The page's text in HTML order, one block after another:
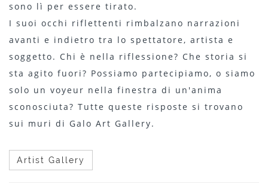
sono lì per essere tirato.
I suoi occhi riflettenti rimbalzano narrazioni
avanti e indietro tra lo spettatore, artista e
soggetto. Chi è nella riflessione? Che storia si
sta agito fuori? Possiamo partecipiamo, o siamo
solo un voyeur nella finestra di un'anima
sconosciuta? Tutte queste risposte si trovano
sui muri di Galo Art Gallery.
Artist Gallery